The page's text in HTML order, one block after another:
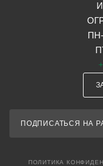
ПОДПИСАТЬСЯ НА
ПОЛИТИКА